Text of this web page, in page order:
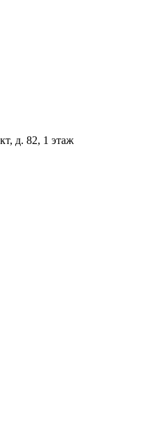
д. 82, 1 этаж